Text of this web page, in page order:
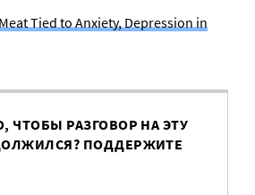
Tied to Anxiety, Depression in
ЧТОБЫ РАЗГОВОР НА ЭТУ
ПОДДЕРЖИТЕ